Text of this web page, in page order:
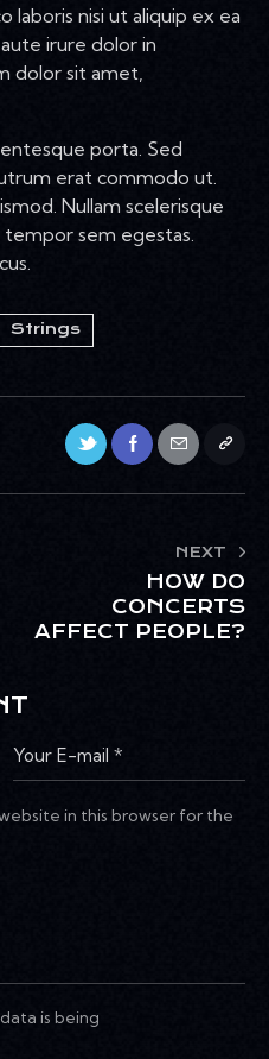
laboris nisi ut aliquip ex ea
irure dolor in
dolor sit amet,
porta. Sed
erat commodo ut.
Nullam scelerisque
tempor sem egestas.
Strings
NEXT
HOW DO
CONCERTS
AFFECT PEOPLE?
in this browser for the
is being